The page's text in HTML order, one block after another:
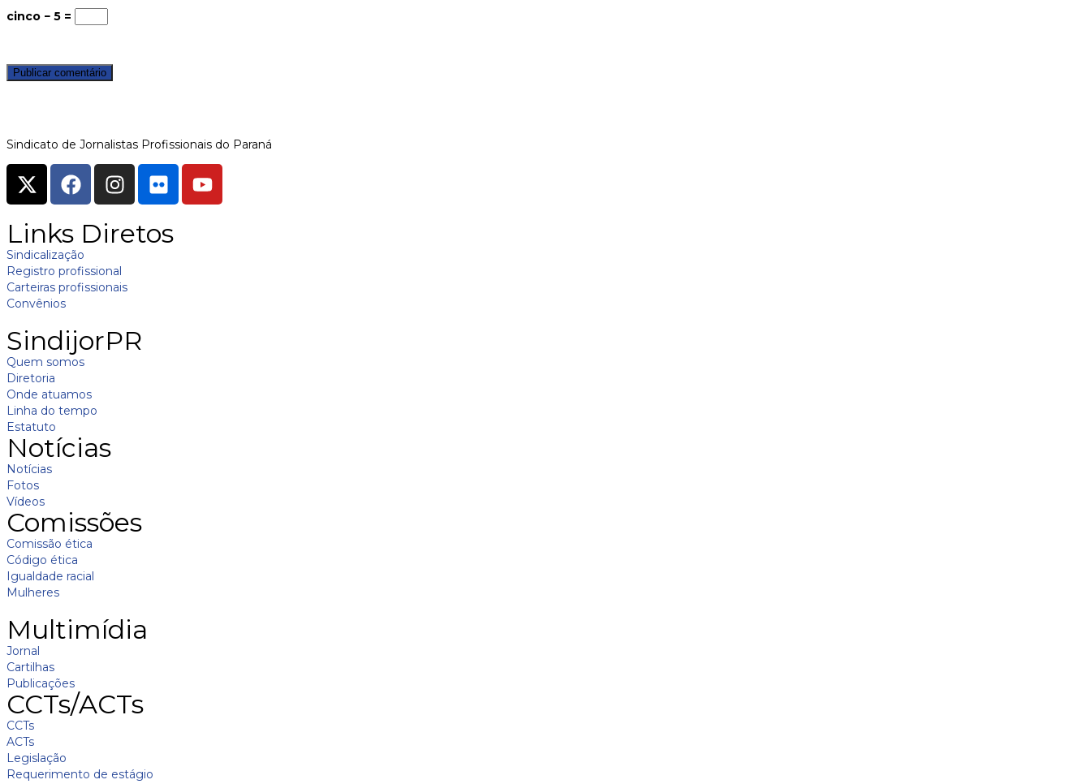
cinco − 5 =
Sindicato de Jornalistas Profissionais do Paraná
Links Diretos
Sindicalização
Registro profissional
Carteiras profissionais
Convênios
SindijorPR
Quem somos
Diretoria
Onde atuamos
Linha do tempo
Estatuto
Notícias
Notícias
Fotos
Vídeos
Comissões
Comissão ética
Código ética
Igualdade racial
Mulheres
Multimídia
Jornal
Cartilhas
Publicações
CCTs/ACTs
CCTs
ACTs
Legislação
Requerimento de estágio